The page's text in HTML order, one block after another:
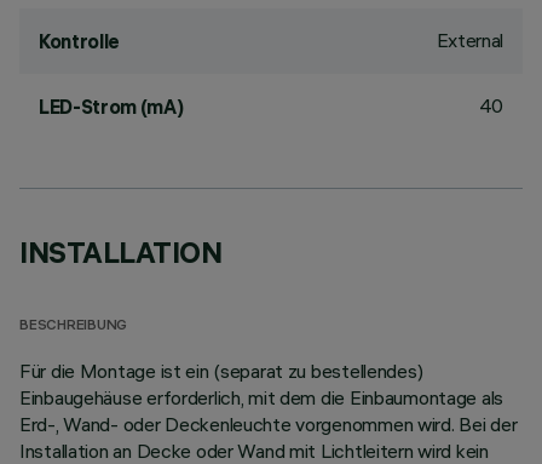
Kontrolle External
LED-Strom (mA) 40
INSTALLATION
BESCHREIBUNG
Für die Montage ist ein (separat zu bestellendes)
Einbaugehäuse erforderlich, mit dem die Einbaumontage als
Erd-, Wand- oder Deckenleuchte vorgenommen wird. Bei der
Installation an Decke oder Wand mit Lichtleitern wird kein